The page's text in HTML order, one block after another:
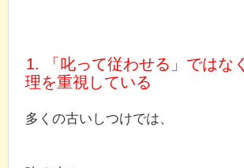
1. 「叱って従わせる」ではな
理を重視している
多くの古いしつけでは、